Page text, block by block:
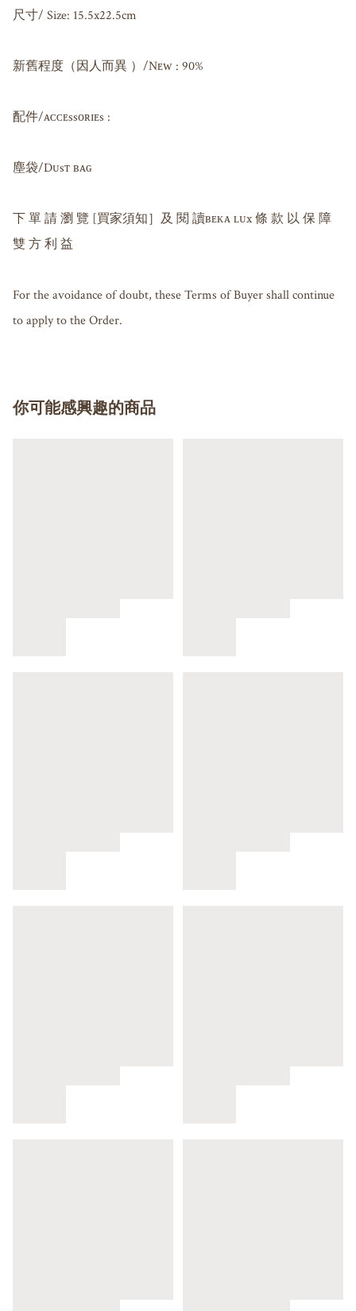
尺寸/ Size: 15.5x22.5cm
新舊程度（因人而異 ）/Nᴇᴡ : 90%
配件/ᴀᴄᴄᴇssᴏʀɪᴇs :
塵袋/Dᴜsᴛ ʙᴀɢ
下 單 請 瀏 覽 [買家須知］及 閱 讀ʙᴇᴋᴀ ʟᴜx 條 款 以 保 障
雙 方 利 益
For the avoidance of doubt, these Terms of Buyer shall continue
你可能感興趣的商品